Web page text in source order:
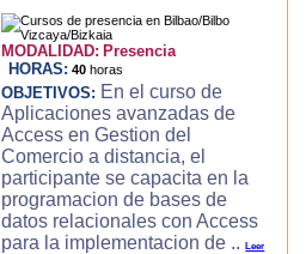
MODALIDAD: Presencia
HORAS: 40 horas
OBJETIVOS: En el curso de
Aplicaciones avanzadas de
Access en Gestion del
Comercio a distancia, el
participante se capacita en la
programacion de bases de
datos relacionales con Access
para la implementacion de ..Leer